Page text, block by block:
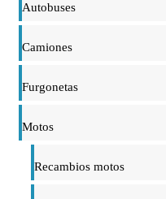
Autobuses
Camiones
Furgonetas
Motos
Recambios motos